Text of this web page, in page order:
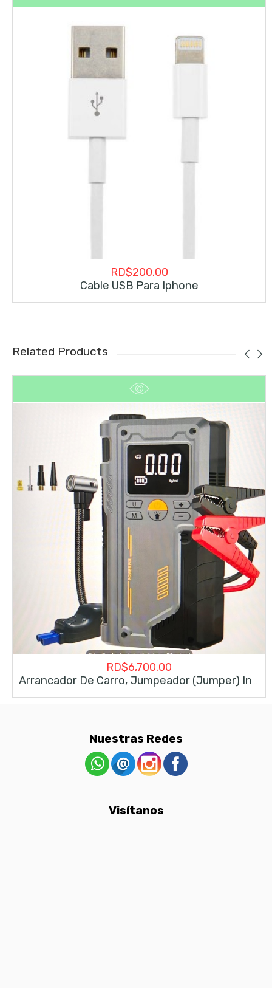
RD$200.00
Cable USB Para Iphone
Related Products
RD$6,700.00
Arrancador De Carro, Jumpeador (jumper) Inflador De Gomas 150 Psi
Nuestras Redes
Visítanos